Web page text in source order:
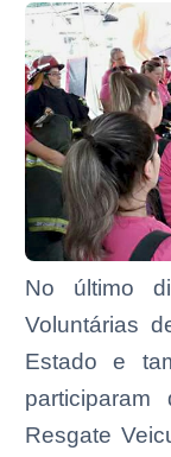
No último
Voluntárias
Estado e
Resgate